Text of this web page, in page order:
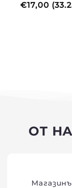
Редовна
€17,00
ОТ